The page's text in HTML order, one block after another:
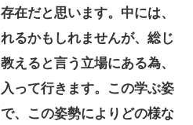
在だと思います。中には、
るかもしれませんが、総じ
えると言う立場にある為、
って行きます。この学ぶ姿
、この姿勢によりどの様な